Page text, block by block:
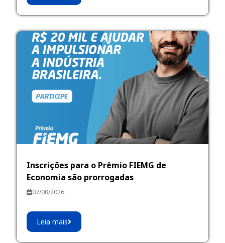
Inscrições para o Prêmio FIEMG de
Economia são prorrogadas
07/08/2026
Leia mais